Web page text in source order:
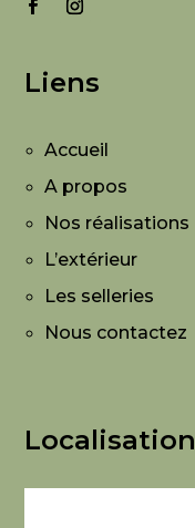
Liens
Accueil
A propos
Nos réalisations
L’extérieur
Les selleries
Nous contactez
Localisation